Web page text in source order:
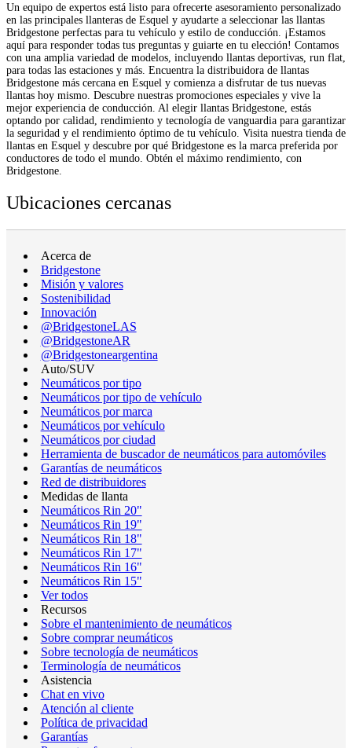
Un equipo de expertos está listo para ofrecerte asesoramiento personalizado
en las principales llanteras de Esquel y ayudarte a seleccionar las llantas
Bridgestone perfectas para tu vehículo y estilo de conducción. ¡Estamos
aquí para responder todas tus preguntas y guiarte en tu elección! Contamos
con una amplia variedad de modelos, incluyendo llantas deportivas, run flat,
para todas las estaciones y más. Encuentra la distribuidora de llantas
Bridgestone más cercana en Esquel y comienza a disfrutar de tus nuevas
llantas hoy mismo. Descubre nuestras promociones especiales y vive la
mejor experiencia de conducción. Al elegir llantas Bridgestone, estás
optando por calidad, rendimiento y tecnología de vanguardia para garantizar
la seguridad y el rendimiento óptimo de tu vehículo. Visita nuestra tienda de
llantas en Esquel y descubre por qué Bridgestone es la marca preferida por
conductores de todo el mundo. Obtén el máximo rendimiento, con
Bridgestone.
Ubicaciones cercanas
Acerca de
Bridgestone
Misión y valores
Sostenibilidad
Innovación
@BridgestoneLAS
@BridgestoneAR
@Bridgestoneargentina
Auto/SUV
Neumáticos por tipo
Neumáticos por tipo de vehículo
Neumáticos por marca
Neumáticos por vehículo
Neumáticos por ciudad
Herramienta de buscador de neumáticos para automóviles
Garantías de neumáticos
Red de distribuidores
Medidas de llanta
Neumáticos Rin 20"
Neumáticos Rin 19"
Neumáticos Rin 18"
Neumáticos Rin 17"
Neumáticos Rin 16"
Neumáticos Rin 15"
Ver todos
Recursos
Sobre el mantenimiento de neumáticos
Sobre comprar neumáticos
Sobre tecnología de neumáticos
Terminología de neumáticos
Asistencia
Chat en vivo
Atención al cliente
Política de privacidad
Garantías